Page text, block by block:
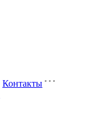
Контакты